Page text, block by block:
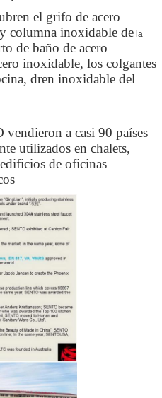
el grifo de acero
columna inoxidable de la
de baño de acero
inoxidable, los colgantes
dren inoxidable del
a casi 90 países
utilizados en chalets,
de oficinas